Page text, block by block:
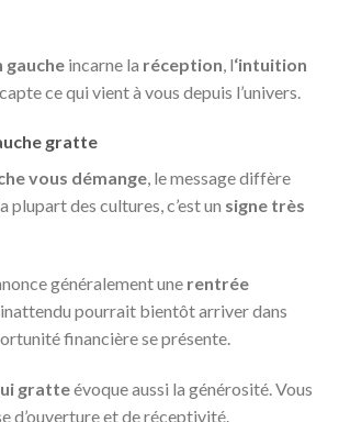
gauche incarne la réception , l‘intuition
capte ce qui vient à vous depuis l’univers.
gratte
vous démange, le message diffère
plupart des cultures, c’est un signe très
généralement une rentrée
inattendu pourrait bientôt arriver dans
financière se présente.
gratteévoque aussi la générosité. Vous
d’ouverture et de réceptivité.